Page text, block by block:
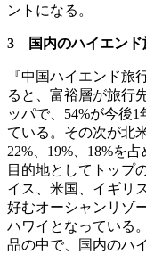
ントになる。
3 国内のハイエンド
『中国ハイエンド旅
ると、富裕層が旅行
ッパで、54%が今後
ている。その次が北
22%、19%、18%を
目的地としてトップ
イス、米国、イギリ
好むオーシャンリゾ
ハワイとなっている
品の中で、国内のハ